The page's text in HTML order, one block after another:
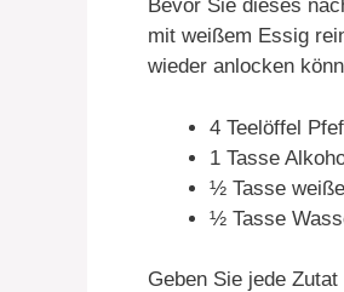
Bevor Sie dieses
mit weißem Essig
wieder anlocken
4 Teelöffel
1 Tasse
½ Tasse
½ Tasse
Geben Sie jede